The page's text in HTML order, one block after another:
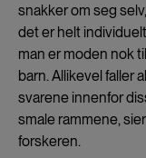
snakker om seg
det er helt
man er moden nok
barn. Allikevel faller
svarene innenfor
smale rammene, sier
forskeren.